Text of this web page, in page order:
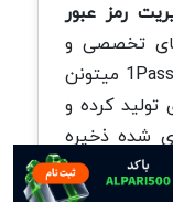
رمز عبور
تخصصی و
امنی مثل Bitwarden یا 1Password میتونن
تولید کرده و
شده ذخیره
به حفظ